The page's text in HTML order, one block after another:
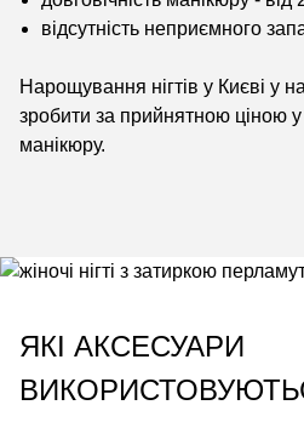
відсутність неприємного
Нарощування нігтів у Києві у
зробити за прийнятною ціною
манікюру.
ЯКІ АКСЕСУАРИ